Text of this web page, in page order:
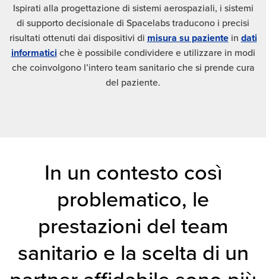
Ispirati alla progettazione di sistemi aerospaziali, i sistemi
di supporto decisionale di Spacelabs traducono i precisi
risultati ottenuti dai dispositivi di misura su pazientein dati
informatici che è possibile condividere e utilizzare in modi
che coinvolgono l’intero team sanitario che si prende cura
del paziente.
In un contesto così
problematico, le
prestazioni del team
sanitario e la scelta di un